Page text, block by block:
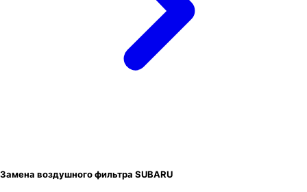
Замена воздушного фильтра SUBARU